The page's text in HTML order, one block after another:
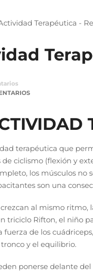
terapéutica que
ciclismo (flexión y
los músculos no
son una
al mismo
triciclo Rifton, el niño
de los
y el equilibrio.
ponerse delante del